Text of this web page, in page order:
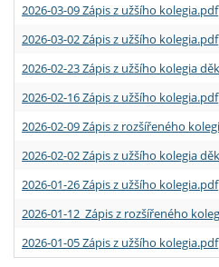
2026-03-09 Zápis z užšího kolegia.pdf
2026-03-02 Zápis z užšího kolegia.pdf
2026-02-23 Zápis z užšího kolegia
2026-02-16 Zápis z užšího kolegia.pdf
2026-02-09 Zápis z rozšířeného
2026-02-02 Zápis z užšího kolegia
2026-01-26 Zápis z užšího kolegia.pdf
2026-01-12 Zápis z rozšířeného
2026-01-05 Zápis z užšího kolegia.pdf